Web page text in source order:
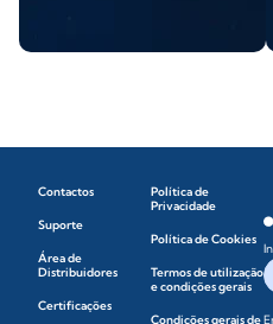
Contactos
Suporte
Área de
Distribuidores
Certificações
Política de
Privacidade
Política de Cookies
Termos de utilização
e condições gerais
Condições gerais de